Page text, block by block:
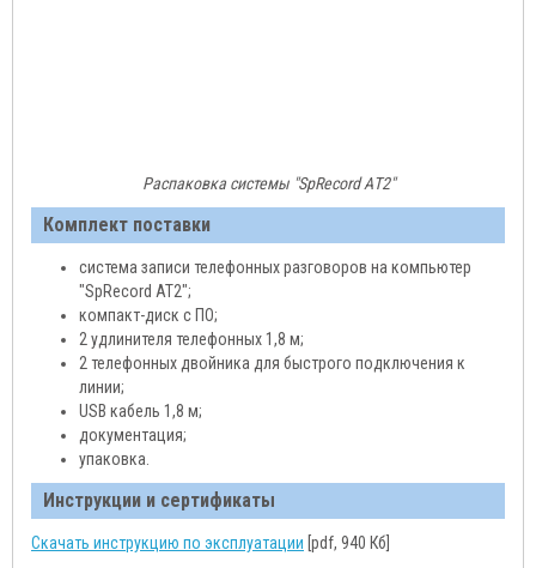
Распаковка системы "SpRecord AТ2"
Комплект поставки
система записи телефонных разговоров на компьютер
"SpRecord AT2";
компакт-диск с ПО;
2 удлинителя телефонных 1,8 м;
2 телефонных двойника для быстрого подключения к
линии;
USB кабель 1,8 м;
документация;
упаковка.
Инструкции и сертификаты
Скачать инструкцию по эксплуатации [pdf, 940 Кб]